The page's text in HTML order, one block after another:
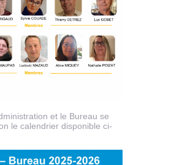
et le Bureau se
le calendrier disponible ci-